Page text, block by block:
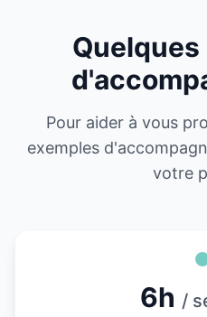
Pour aider à vous
exemples
votre
6h /